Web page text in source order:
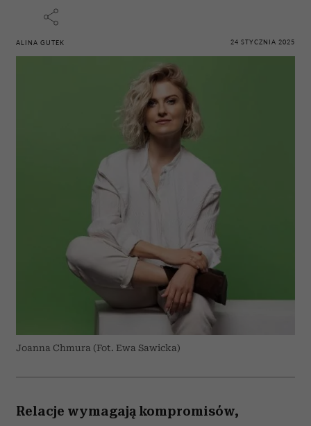
ALINA GUTEK 24 STYCZNIA 2025
Joanna Chmura (Fot. Ewa Sawicka)
Relacje wymagają kompromisów,